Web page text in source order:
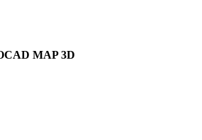
MAP 3D